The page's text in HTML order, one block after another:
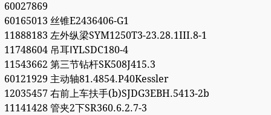
60027869
60165013 丝锥E2436406-G1
11888183 左外纵梁SYM1250T3-23.28.1III.8-1
11748604 吊耳ⅠYLSDC180-4
11543662 第三节钻杆SK508J415.3
60121929 主动轴81.4854.P40Kessler
12035457 右前上车扶手(b)SJDG3EBH.5413-2b
11141428 管夹2下SR360.6.2.7-3